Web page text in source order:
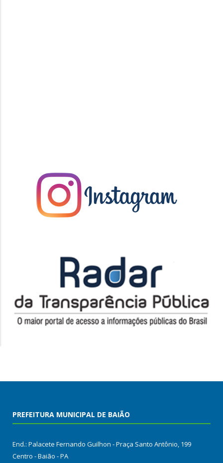
PREFEITURA MUNICIPAL DE BAIÃO
End.: Palacete Fernando Guilhon - Praça Santo Antônio, 199
Centro - Baião - PA